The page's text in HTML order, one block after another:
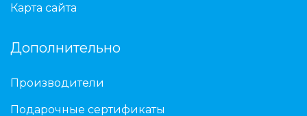
Карта сайта
Дополнительно
Производители
Подарочные сертификаты